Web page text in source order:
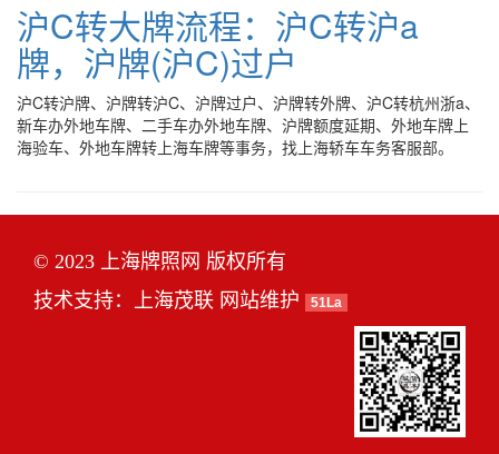
沪C转大牌流程：沪C转沪a
牌，沪牌(沪C)过户
沪C转沪牌、沪牌转沪C、沪牌过户、沪牌转外牌、沪C转杭州浙a、
新车办外地车牌、二手车办外地车牌、沪牌额度延期、外地车牌上
海验车、外地车牌转上海车牌等事务，找上海轿车车务客服部。
© 2023 上海牌照网 版权所有
技术支持： 上海茂联 网站维护 51La